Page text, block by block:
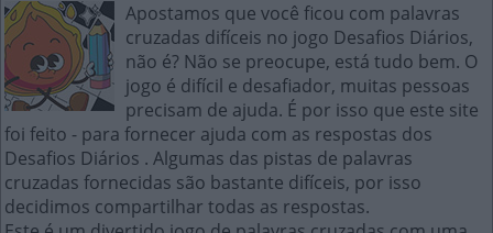
Apostamos que você ficou com palavras
cruzadas difíceis no jogo Desafios Diários,
não é? Não se preocupe, está tudo bem. O
jogo é difícil e desafiador, muitas pessoas
precisam de ajuda. É por isso que este site
foi feito - para fornecer ajuda com as respostas dos
Desafios Diários . Algumas das pistas de palavras
cruzadas fornecidas são bastante difíceis, por isso
decidimos compartilhar todas as respostas.